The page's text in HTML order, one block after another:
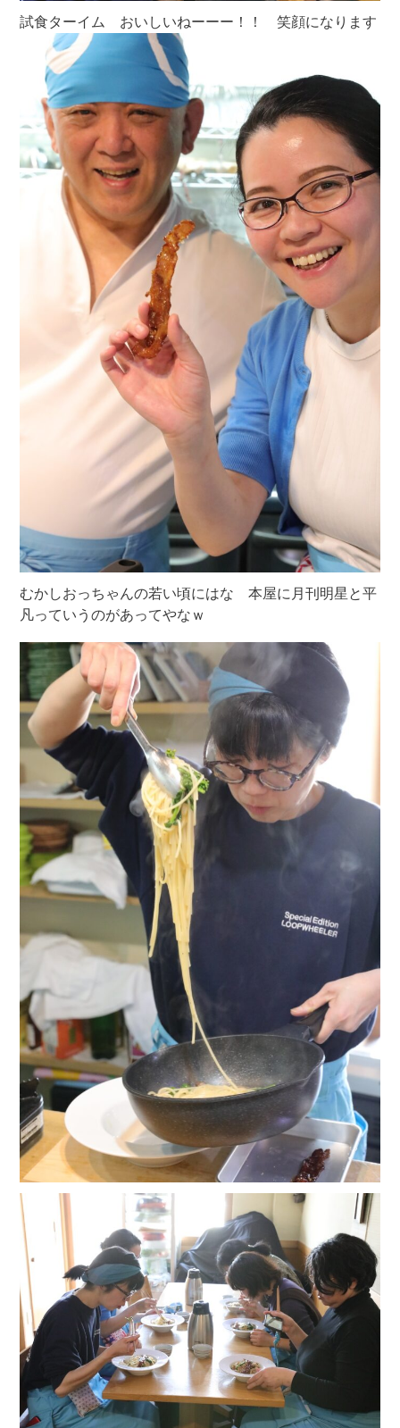
試食ターイム おいしいねーーー！！ 笑顔になります
むかしおっちゃんの若い頃にはな 本屋に月刊明星と平
凡っていうのがあってやなｗ